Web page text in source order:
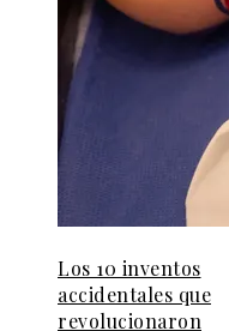
Los 10 inventos
accidentales que
revolucionaron